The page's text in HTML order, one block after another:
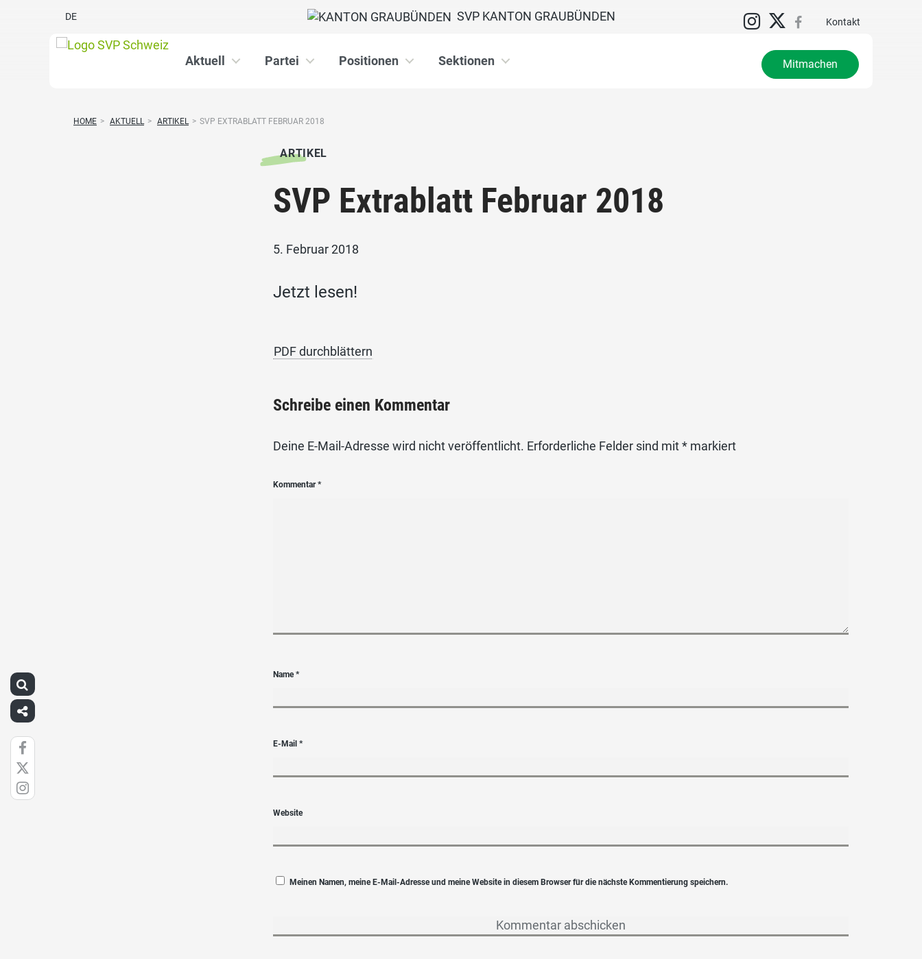
DE Kontakt
SVP KANTON GRAUBÜNDEN
Aktuell Partei Positionen Sektionen Mitmachen
HOME > AKTUELL > ARTIKEL > SVP EXTRABLATT FEBRUAR 2018
ARTIKEL
SVP Extrablatt Februar 2018
5. Februar 2018
Jetzt lesen!
PDF durchblättern
Schreibe einen Kommentar
Deine E-Mail-Adresse wird nicht veröffentlicht. Erforderliche Felder sind mit* markiert
Kommentar*
Name*
E-Mail*
Website
Meinen Namen, meine E-Mail-Adresse und meine Website in diesem Browser für die nächste Kommentierung speichern.